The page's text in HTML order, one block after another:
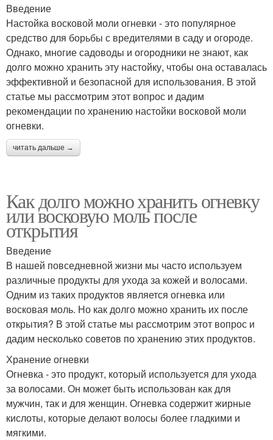
Введение
Настойка восковой моли огневки - это популярное
средство для борьбы с вредителями в саду и огороде.
Однако, многие садоводы и огородники не знают, как
долго можно хранить эту настойку, чтобы она оставалась
эффективной и безопасной для использования. В этой
статье мы рассмотрим этот вопрос и дадим
рекомендации по хранению настойки восковой моли
огневки.
читать дальше →
Как долго можно хранить огневку
или восковую моль после
открытия
Введение
В нашей повседневной жизни мы часто используем
различные продукты для ухода за кожей и волосами.
Одним из таких продуктов является огневка или
восковая моль. Но как долго можно хранить их после
открытия? В этой статье мы рассмотрим этот вопрос и
дадим несколько советов по хранению этих продуктов.
Хранение огневки
Огневка - это продукт, который используется для ухода
за волосами. Он может быть использован как для
мужчин, так и для женщин. Огневка содержит жирные
кислоты, которые делают волосы более гладкими и
мягкими.